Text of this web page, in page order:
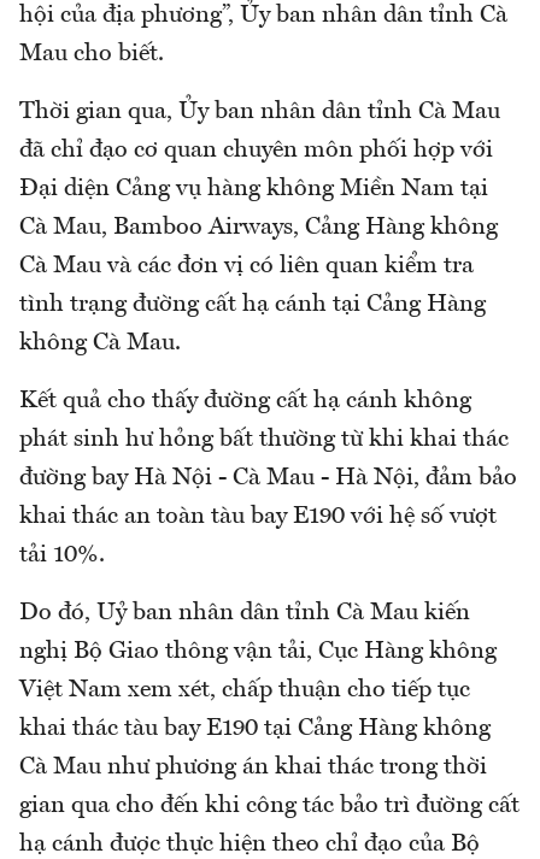
hội của địa phương”, Ủy ban nhân dân tỉnh Cà
Mau cho biết.
Thời gian qua, Ủy ban nhân dân tỉnh Cà Mau
đã chỉ đạo cơ quan chuyên môn phối hợp với
Đại diện Cảng vụ hàng không Miền Nam tại
Cà Mau, Bamboo Airways, Cảng Hàng không
Cà Mau và các đơn vị có liên quan kiểm tra
tình trạng đường cất hạ cánh tại Cảng Hàng
không Cà Mau.
Kết quả cho thấy đường cất hạ cánh không
phát sinh hư hỏng bất thường từ khi khai thác
đường bay Hà Nội - Cà Mau - Hà Nội, đảm bảo
khai thác an toàn tàu bay E190 với hệ số vượt
tải 10%.
Do đó, Uỷ ban nhân dân tỉnh Cà Mau kiến
nghị Bộ Giao thông vận tải, Cục Hàng không
Việt Nam xem xét, chấp thuận cho tiếp tục
khai thác tàu bay E190 tại Cảng Hàng không
Cà Mau như phương án khai thác trong thời
gian qua cho đến khi công tác bảo trì đường cất
hạ cánh được thực hiện theo chỉ đạo của Bộ